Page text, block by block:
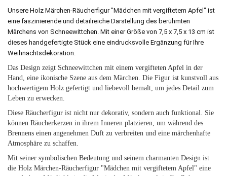
Unsere Holz Märchen-Räucherfigur "Mädchen mit vergiftetem Apfel" ist
eine faszinierende und detailreiche Darstellung des berühmten
Märchens von Schneewittchen. Mit einer Größe von 7,5 x 7,5 x 13 cm ist
dieses handgefertigte Stück eine eindrucksvolle Ergänzung für Ihre
Weihnachtsdekoration.
Das Design zeigt Schneewittchen mit einem vergifteten Apfel in der
Hand, eine ikonische Szene aus dem Märchen. Die Figur ist kunstvoll aus
hochwertigem Holz gefertigt und liebevoll bemalt, um jedes Detail zum
Leben zu erwecken.
Diese Räucherfigur ist nicht nur dekorativ, sondern auch funktional. Sie
können Räucherkerzen in ihrem Inneren platzieren, um während des
Brennens einen angenehmen Duft zu verbreiten und eine märchenhafte
Atmosphäre zu schaffen.
Mit seiner symbolischen Bedeutung und seinem charmanten Design ist
die Holz Märchen-Räucherfigur "Mädchen mit vergiftetem Apfel" eine